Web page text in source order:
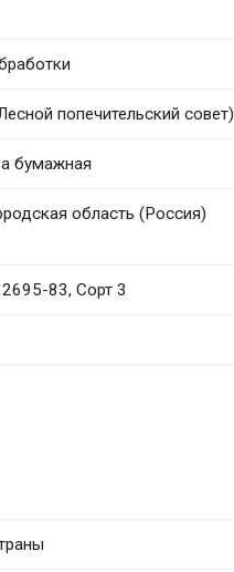
попечительский совет)
бумажная
область (Россия)
83, Сорт 3